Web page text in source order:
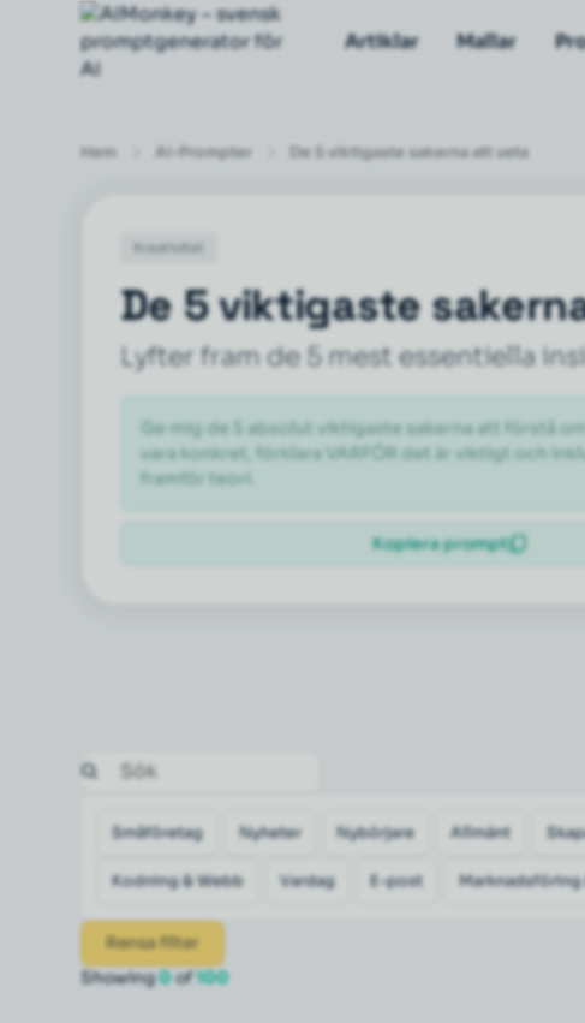
Artiklar Mallar
Hem AI-Prompter De 5 viktigaste sakerna att veta
Kreativitet
De 5 viktigaste
Lyfter fram de 5 mest essentiella
Ge mig de 5 absolut viktigaste sakerna att förstå
vara konkret, förklara VARFÖR det är viktigt och
framför teori.
Kopiera prompt
Småföretag Nyheter Nybörjare Allmänt
Kodning & Webb Vardag E-post Marknadsföring
Rensa filter
Showing0of100